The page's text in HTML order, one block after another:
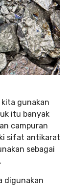
gunakan
itu banyak
campuran
sifat antikarat
sebagai
digunakan